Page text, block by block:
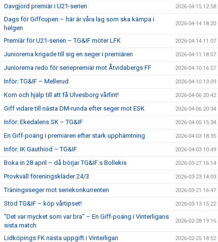
Oavgjord premiär i U21-serien 2026-04-15 12:58
Dags för Giffcupen – här är våra lag som ska kämpa i
helgen
2026-04-14 18:20
Premiär för U21-serien – TG&IF möter LFK 2026-04-14 11:07
Juniorerna krigade till sig en seger i premiären 2026-04-11 18:07
Juniorerna redo för seriepremiär mot Åtvidabergs FF 2026-04-10 16:57
Inför: TG&IF – Mellerud 2026-04-10 13:09
Kom och hjälp till att få Ulvesborg vårfint! 2026-04-06 20:42
Giff vidare till nästa DM-runda efter seger mot ESK 2026-04-06 20:34
Inför: Ekedalens SK – TG&IF 2026-04-05 15:34
En Giff-poäng i premiären efter stark upphämtning 2026-04-03 18:35
Inför: IK Gauthiod – TG&IF 2026-04-03 10:49
Boka in 28 april – då börjar TG&IF:s Bollekis 2026-03-27 16:14
Provkväll föreningskläder 24/3 2026-03-23 14:03
Träningsseger mot seriekonkurrenten 2026-03-21 16:47
Stöd TG&IF – köp vårtipset! 2026-03-13 15:22
”Det var mycket som var bra” – En Giff-poäng i Vinterligans
sista match
2026-02-28 19:16
Lidköpings FK nästa uppgift i Vinterligan 2026-02-25 18:52